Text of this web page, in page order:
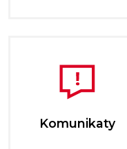
Komunikaty